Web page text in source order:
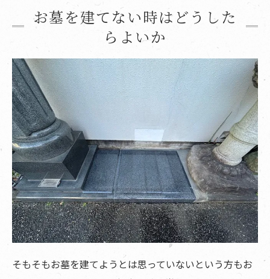
お墓を建てない時はどうした
らよいか
そもそもお墓を建てようとは思っていないという方もお